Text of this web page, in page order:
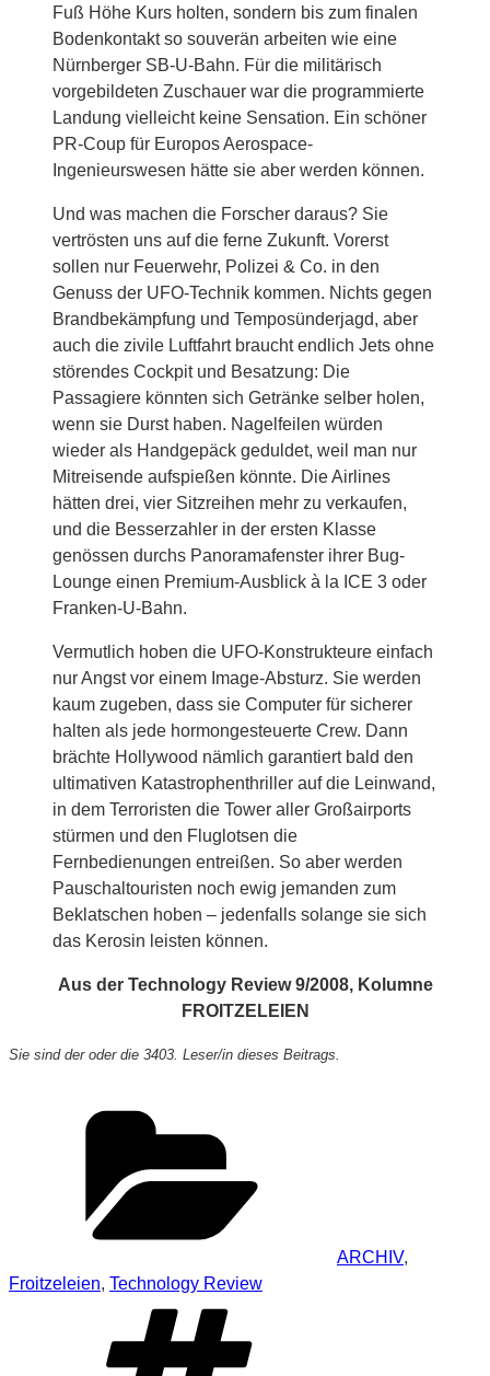
Fuß Höhe Kurs holten, sondern bis zum finalen
Bodenkontakt so souverän arbeiten wie eine
Nürnberger SB-U-Bahn. Für die militärisch
vorgebildeten Zuschauer war die programmierte
Landung vielleicht keine Sensation. Ein schöner
PR-Coup für Europos Aerospace-
Ingenieurswesen hätte sie aber werden können.
Und was machen die Forscher daraus? Sie
vertrösten uns auf die ferne Zukunft. Vorerst
sollen nur Feuerwehr, Polizei & Co. in den
Genuss der UFO-Technik kommen. Nichts gegen
Brandbekämpfung und Temposünderjagd, aber
auch die zivile Luftfahrt braucht endlich Jets ohne
störendes Cockpit und Besatzung: Die
Passagiere könnten sich Getränke selber holen,
wenn sie Durst haben. Nagelfeilen würden
wieder als Handgepäck geduldet, weil man nur
Mitreisende aufspießen könnte. Die Airlines
hätten drei, vier Sitzreihen mehr zu verkaufen,
und die Besserzahler in der ersten Klasse
genössen durchs Panoramafenster ihrer Bug-
Lounge einen Premium-Ausblick à la ICE 3 oder
Franken-U-Bahn.
Vermutlich hoben die UFO-Konstrukteure einfach
nur Angst vor einem Image-Absturz. Sie werden
kaum zugeben, dass sie Computer für sicherer
halten als jede hormongesteuerte Crew. Dann
brächte Hollywood nämlich garantiert bald den
ultimativen Katastrophenthriller auf die Leinwand,
in dem Terroristen die Tower aller Großairports
stürmen und den Fluglotsen die
Fernbedienungen entreißen. So aber werden
Pauschaltouristen noch ewig jemanden zum
Beklatschen hoben – jedenfalls solange sie sich
das Kerosin leisten können.
Aus der Technology Review 9/2008, Kolumne
FROITZELEIEN
Sie sind der oder die 3403. Leser/in dieses Beitrags.
ARCHIV,
Froitzeleien, Technology Review